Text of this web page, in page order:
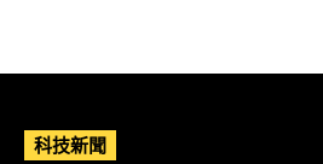
科技新聞